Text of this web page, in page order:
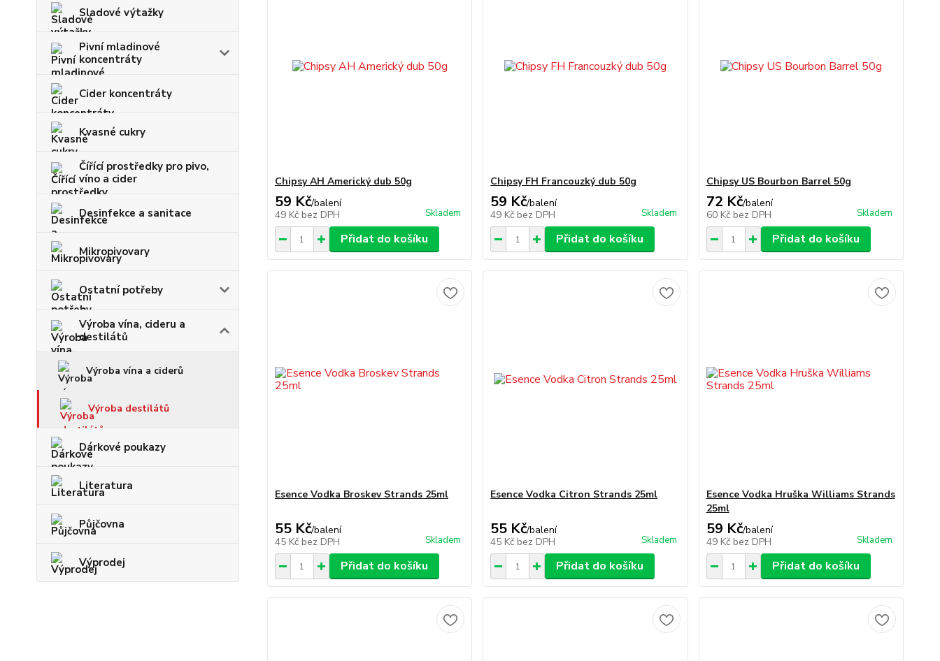
Sladové výtažky
Pivní mladinové
koncentráty
Cider koncentráty
Kvasné cukry
Čířící prostředky pro pivo,
víno a cider
Desinfekce a sanitace
Mikropivovary
Ostatní potřeby
Výroba vína, cideru a
destilátů
Výroba vína a ciderů
Výroba destilátů
Dárkové poukazy
Literatura
Půjčovna
Výprodej
Chipsy AH Americký dub 50g
59 Kč/balení
49 Kč bez DPH Skladem
Přidat do košíku
Chipsy FH Francouzký dub 50g
59 Kč/balení
49 Kč bez DPH Skladem
Přidat do košíku
Chipsy US Bourbon Barrel 50g
72 Kč/balení
60 Kč bez DPH Skladem
Přidat do košíku
Esence Vodka Broskev Strands 25ml
55 Kč/balení
45 Kč bez DPH Skladem
Přidat do košíku
Esence Vodka Citron Strands 25ml
55 Kč/balení
45 Kč bez DPH Skladem
Přidat do košíku
Esence Vodka Hruška Williams Strands
25ml
59 Kč/balení
49 Kč bez DPH Skladem
Přidat do košíku